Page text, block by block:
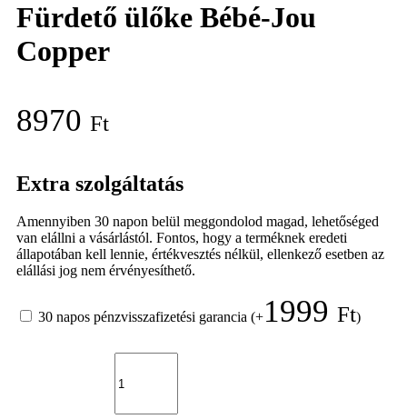
Fürdető ülőke Bébé-Jou
Copper
8970 Ft
Extra szolgáltatás
Amennyiben 30 napon belül meggondolod magad, lehetőséged
van elállni a vásárlástól. Fontos, hogy a terméknek eredeti
állapotában kell lennie, értékvesztés nélkül, ellenkező esetben az
elállási jog nem érvényesíthető.
30 napos pénzvisszafizetési garancia (+1999 Ft)
ülőke
Bébé-